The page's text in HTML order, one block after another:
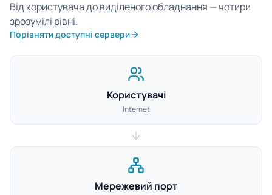
Від користувача до виділеного обладнання — чотири
зрозумілі рівні.
Порівняти доступні сервери
Користувачі
Internet
Мережевий порт